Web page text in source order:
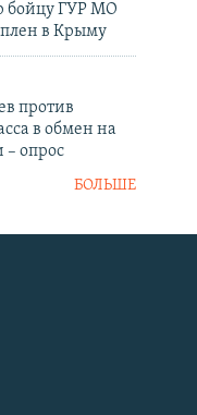
бойцу ГУР МО
в Крыму
против
в обмен на
– опрос
БОЛЬШЕ